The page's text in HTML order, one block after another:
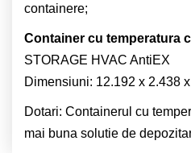
containere;
Container cu temperatura
STORAGE HVAC AntiEX
Dimensiuni: 12.192 x 2.438
Dotari: Containerul cu
mai buna solutie de